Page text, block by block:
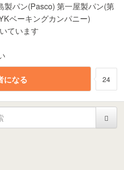
製パン(Pasco) 第一屋製パン(第
ベーキングカンパニー)
ています
になる 24